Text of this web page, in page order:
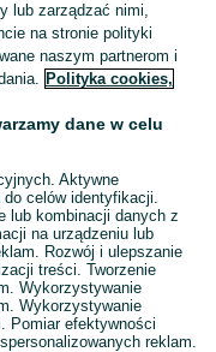
Sprzedaż pozostałych akcesoriów modowych Szprotawa ▶️ Różne materiały i kształty ✅ Nowe i używane w atrakcyjnych cenach ✌ Znajdź oferty na OLX.pl! Zobacz
lub zarządzać nimi,
na stronie polityki
naszym partnerom i
Polityka cookies,
dane w celu
Aktywne
celów identyfikacji.
lub kombinacji danych z
na urządzeniu lub
Rozwój i ulepszanie
treści. Tworzenie
Wykorzystywanie
Wykorzystywanie
Pomiar efektywności
reklam.